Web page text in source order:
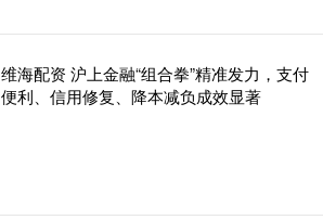
维海配资 沪上金融“组合拳”精准发力，支付
便利、信用修复、降本减负成效显著